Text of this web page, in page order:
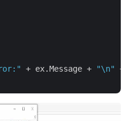
+ ex.Message + "\n"
+